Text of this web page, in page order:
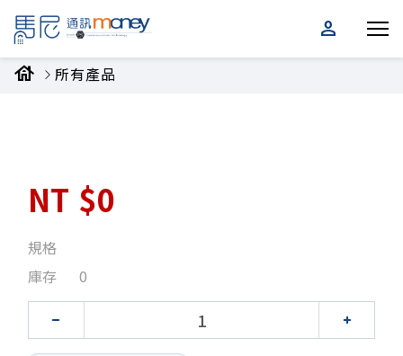
person
house
所有產品
NT $0
規格
庫存
0